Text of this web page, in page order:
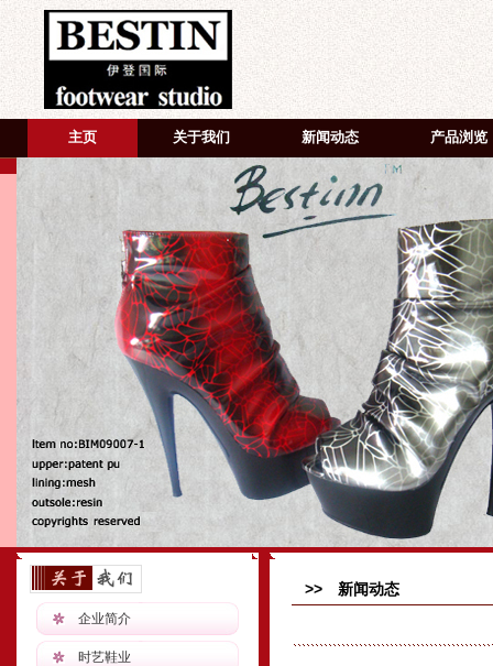
主页 关于我们 新闻动态 产品浏览
企业简介
时艺鞋业
>> 新闻动态